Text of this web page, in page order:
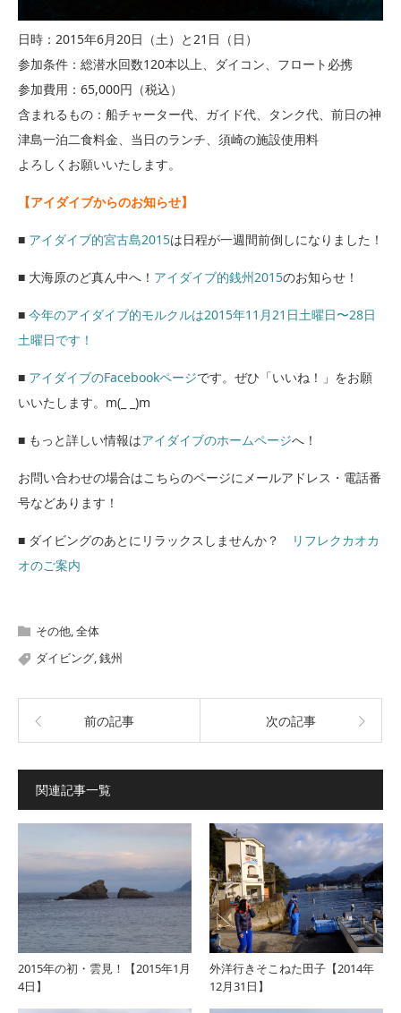
日時：2015年6月20日（土）と21日（日）
参加条件：総潜水回数120本以上、ダイコン、フロート必携
参加費用：65,000円（税込）
含まれるもの：船チャーター代、ガイド代、タンク代、前日の神
津島一泊二食料金、当日のランチ、須崎の施設使用料
よろしくお願いいたします。
【アイダイブからのお知らせ】
■ アイダイブ的宮古島2015は日程が一週間前倒しになりました！
■ 大海原のど真ん中へ！ アイダイブ的銭州2015のお知らせ！
■ 今年のアイダイブ的モルクルは2015年11月21日土曜日〜28日
土曜日です！
■ アイダイブのFacebookページです。ぜひ「いいね！」をお願
いいたします。m(_ _)m
■ もっと詳しい情報はアイダイブのホームページへ！
お問い合わせの場合はこちらのページにメールアドレス・電話番
号などあります！
■ ダイビングのあとにリラックスしませんか？
リフレクカオカ
オのご案内
その他,全体
ダイビング,銭州
前の記事 次の記事
関連記事一覧
2015年の初・雲見！【2015年1月
4日】
外洋行きそこねた田子【2014年
12月31日】